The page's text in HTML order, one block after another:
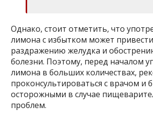
Однако, стоит отметить, что
лимона с избытком может
раздражению желудка и
болезни. Поэтому, перед началом
лимона в больших количествах,
проконсультироваться с врачом и
осторожными в случае
проблем.